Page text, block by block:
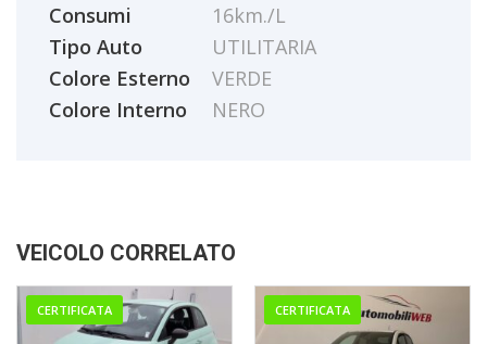
Consumi
16km./L
Tipo Auto
UTILITARIA
Colore Esterno
VERDE
Colore Interno
NERO
VEICOLO CORRELATO
CERTIFICATA CERTIFICATA